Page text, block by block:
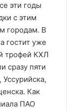
эти годы
с этим
городам. В
гостит уже
трофей КХЛ
сразу пяти
Как
ПАО